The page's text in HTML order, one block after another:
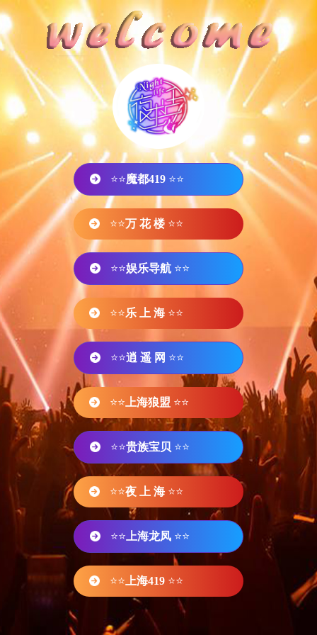
⭐⭐魔都419 ⭐⭐
⭐⭐万 花 楼 ⭐⭐
⭐⭐娱乐导航 ⭐⭐
⭐⭐乐 上 海 ⭐⭐
⭐⭐逍 遥 网 ⭐⭐
⭐⭐ 上海狼盟 ⭐⭐
⭐⭐贵族宝贝 ⭐⭐
⭐⭐夜 上 海 ⭐⭐
⭐⭐ 上海龙凤 ⭐⭐
⭐⭐ 上海419 ⭐⭐